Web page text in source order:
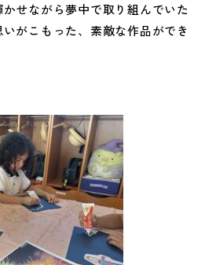
かせながら夢中で取り組んでいた
がこもった、素敵な作品ができ